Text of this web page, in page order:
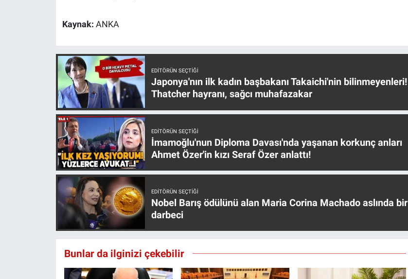
Kaynak: ANKA
EDITÖRÜN SEÇTIĞI
Japonya'nın ilk kadın başbakanı Takaichi'nin bilinmeyenleri!
Thatcher hayranı, sağcı muhafazakar
EDITÖRÜN SEÇTIĞI
İmamoğlu'nun Diploma Davası'nda yaşanan korkunç anları
Ahmet Özer'in kızı Seraf Özer anlattı!
EDITÖRÜN SEÇTIĞI
Nobel Barış ödülünü alan Maria Corina Machado aslında bir
darbeci
Bunlar da ilginizi çekebilir
Teknoloji
Türkiye'nin Geleceği
Türkiye'nin Gündemi
Yerel Gündem
Yerel Yaşam